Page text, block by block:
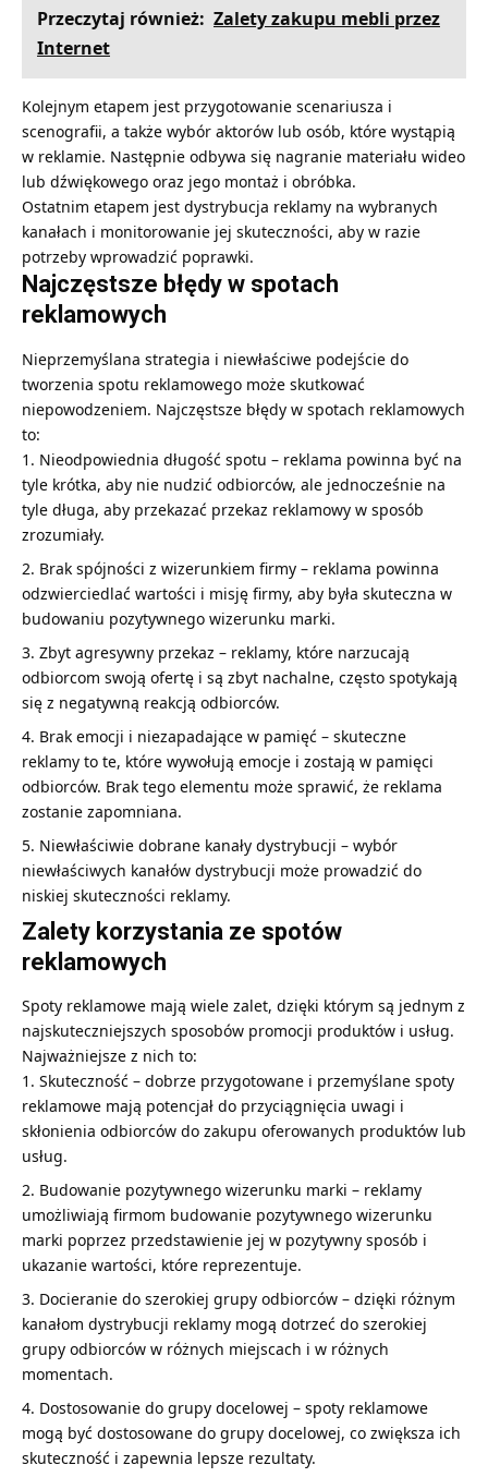
Przeczytaj również: Zalety zakupu mebli przez
Internet
Kolejnym etapem jest przygotowanie scenariusza i
scenografii, a także wybór aktorów lub osób, które wystąpią
w reklamie. Następnie odbywa się nagranie materiału wideo
lub dźwiękowego oraz jego montaż i obróbka.
Ostatnim etapem jest dystrybucja reklamy na wybranych
kanałach i monitorowanie jej skuteczności, aby w razie
potrzeby wprowadzić poprawki.
Najczęstsze błędy w spotach
reklamowych
Nieprzemyślana strategia i niewłaściwe podejście do
tworzenia spotu reklamowego może skutkować
niepowodzeniem. Najczęstsze błędy w spotach reklamowych
to:
Nieodpowiednia długość spotu – reklama powinna być na
tyle krótka, aby nie nudzić odbiorców, ale jednocześnie na
tyle długa, aby przekazać przekaz reklamowy w sposób
zrozumiały.
Brak spójności z wizerunkiem firmy – reklama powinna
odzwierciedlać wartości i misję firmy, aby była skuteczna w
budowaniu pozytywnego wizerunku marki.
Zbyt agresywny przekaz – reklamy, które narzucają
odbiorcom swoją ofertę i są zbyt nachalne, często spotykają
się z negatywną reakcją odbiorców.
Brak emocji i niezapadające w pamięć – skuteczne
reklamy to te, które wywołują emocje i zostają w pamięci
odbiorców. Brak tego elementu może sprawić, że reklama
zostanie zapomniana.
Niewłaściwie dobrane kanały dystrybucji – wybór
niewłaściwych kanałów dystrybucji może prowadzić do
niskiej skuteczności reklamy.
Zalety korzystania ze spotów
reklamowych
Spoty reklamowe mają wiele zalet, dzięki którym są jednym z
najskuteczniejszych sposobów promocji produktów i usług.
Najważniejsze z nich to:
Skuteczność – dobrze przygotowane i przemyślane spoty
reklamowe mają potencjał do przyciągnięcia uwagi i
skłonienia odbiorców do zakupu oferowanych produktów lub
usług.
Budowanie pozytywnego wizerunku marki – reklamy
umożliwiają firmom budowanie pozytywnego wizerunku
marki poprzez przedstawienie jej w pozytywny sposób i
ukazanie wartości, które reprezentuje.
Docieranie do szerokiej grupy odbiorców – dzięki różnym
kanałom dystrybucji reklamy mogą dotrzeć do szerokiej
grupy odbiorców w różnych miejscach i w różnych
momentach.
Dostosowanie do grupy docelowej – spoty reklamowe
mogą być dostosowane do grupy docelowej, co zwiększa ich
skuteczność i zapewnia lepsze rezultaty.